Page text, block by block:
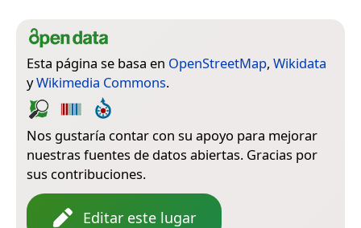
Esta página se basa en OpenStreetMap, Wikidata
yWikimedia Commons.
Nos gustaría contar con su apoyo para mejorar
nuestras fuentes de datos abiertas. Gracias por
sus contribuciones.
Editar este lugar